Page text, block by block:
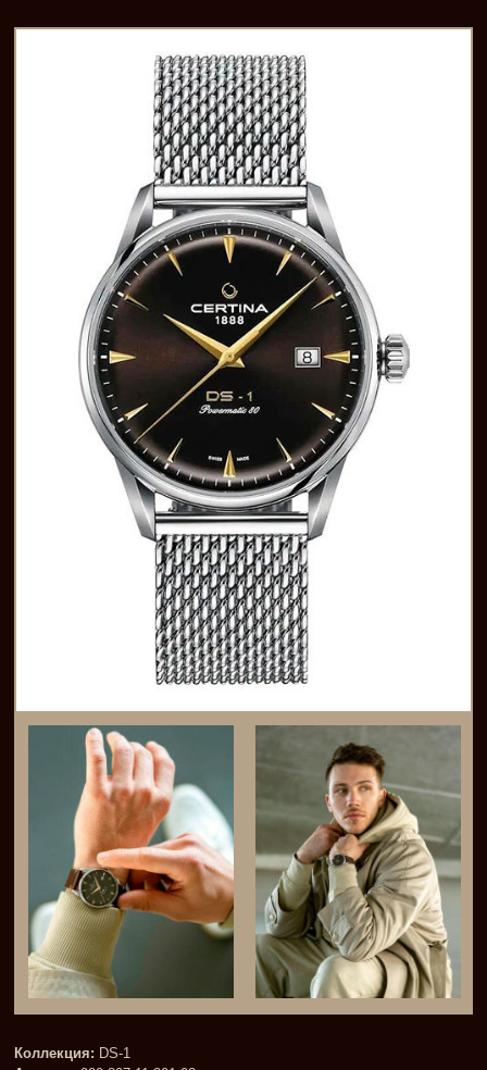
Коллекция: DS-1